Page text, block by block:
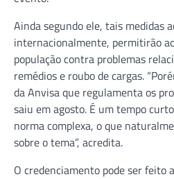
Ainda segundo ele, tais medidas
internacionalmente, permitirão
população contra problemas
remédios e roubo de cargas.
da Anvisa que regulamenta os
saiu em agosto. É um tempo
norma complexa, o que
sobre o tema”, acredita.
O credenciamento pode ser feito